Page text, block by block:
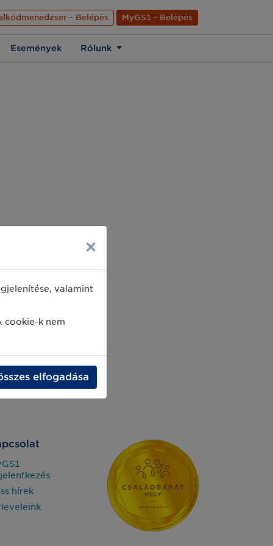
Hírek Kapcsolat Rólunk
EN
- Belépés
MyGS1 - Belépés
Események Rólunk
hírek
×
valamint
cookie-k nem
elfogadása